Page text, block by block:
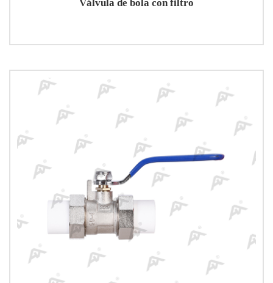
Válvula de bola con filtro